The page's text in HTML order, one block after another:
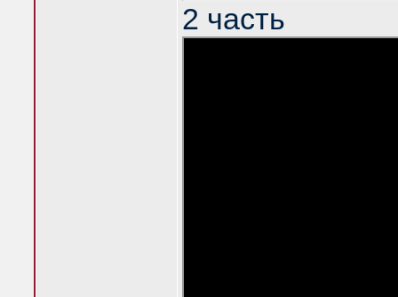
2 часть